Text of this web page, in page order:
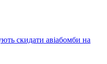
скидати авіабомби на